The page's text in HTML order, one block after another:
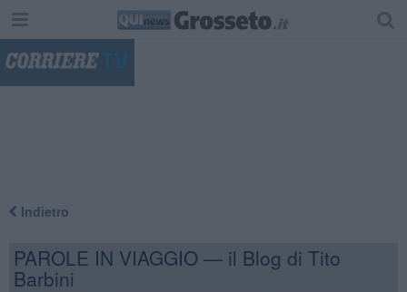
Indietro
PAROLE IN VIAGGIO — il Blog di Tito
Barbini